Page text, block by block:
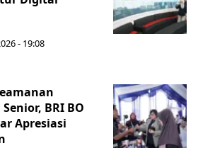
- 19:08
BRI BO
Apresiasi